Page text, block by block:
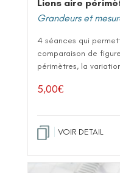
Liens aire
Grandeurs et
4 séances qui
comparaison de
périmètres, la
5,00€
VOIR DETAIL